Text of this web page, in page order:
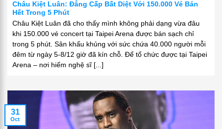
Châu Kiệt Luân: Đẳng Cấp Bất Diệt Với 150.000 Vé Bán
Hết Trong 5 Phút
Châu Kiệt Luân đã cho thấy mình không phải dạng vừa đâu
khi 150.000 vé concert tại Taipei Arena được bán sạch chỉ
trong 5 phút. Sân khấu khủng với sức chứa 40.000 người mỗi
đêm từ ngày 5-8/12 giờ đã kín chỗ. Để tổ chức được tại Taipei
Arena – nơi hiếm nghệ sĩ [...]
31
Oct